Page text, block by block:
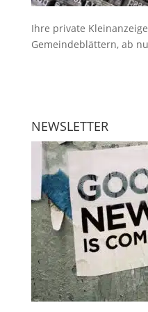
Ihre private Kleinanzeige
Gemeindeblättern, ab
NEWSLETTER